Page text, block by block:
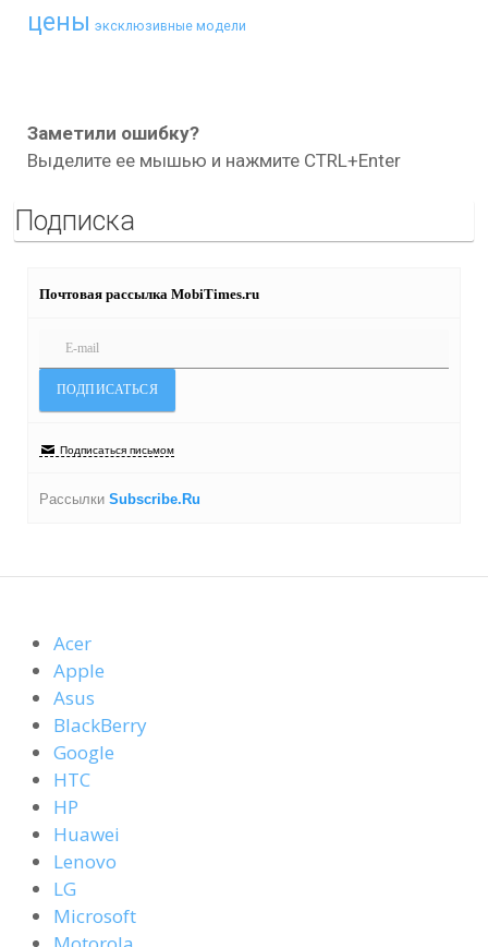
цены эксклюзивные модели
Заметили ошибку?
Выделите ее мышью и нажмите CTRL+Enter
Подписка
Почтовая рассылка MobiTimes.ru
Подписаться письмом
Рассылки Subscribe.Ru
Acer
Apple
Asus
BlackBerry
Google
HTC
HP
Huawei
Lenovo
LG
Microsoft